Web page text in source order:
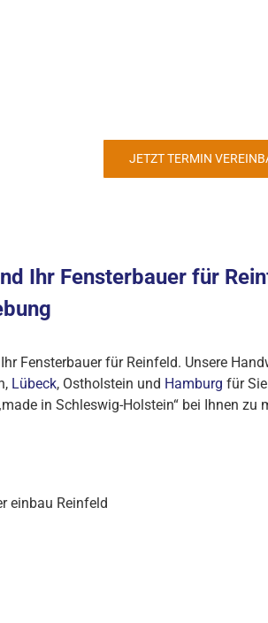
JETZT TERMIN
Ihr Fensterbauer für
Fensterbauer für Reinfeld. Unsere
Lübeck, Ostholstein und Hamburg für
in Schleswig-Holstein“ bei Ihnen zu